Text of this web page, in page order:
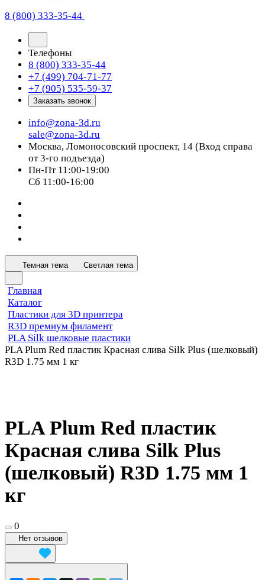
8 (800) 333-35-44
Телефоны
8 (800) 333-35-44
+7 (499) 704-71-77
+7 (905) 535-59-37
Заказать звонок
info@zona-3d.ru
sale@zona-3d.ru
Москва, Ломоносовский проспект, 14 (Вход справа
от 3-го подъезда)
Пн-Пт 11:00-19:00
Сб 11:00-16:00
Темная тема Светлая тема
Главная
Каталог
Пластики для 3D принтера
R3D премиум филамент
PLA Silk шелковые пластики
PLA Plum Red пластик Красная слива Silk Plus (шелковый)
R3D 1.75 мм 1 кг
PLA Plum Red пластик
Красная слива Silk Plus
(шелковый) R3D 1.75 мм 1
кг
0
Нет отзывов